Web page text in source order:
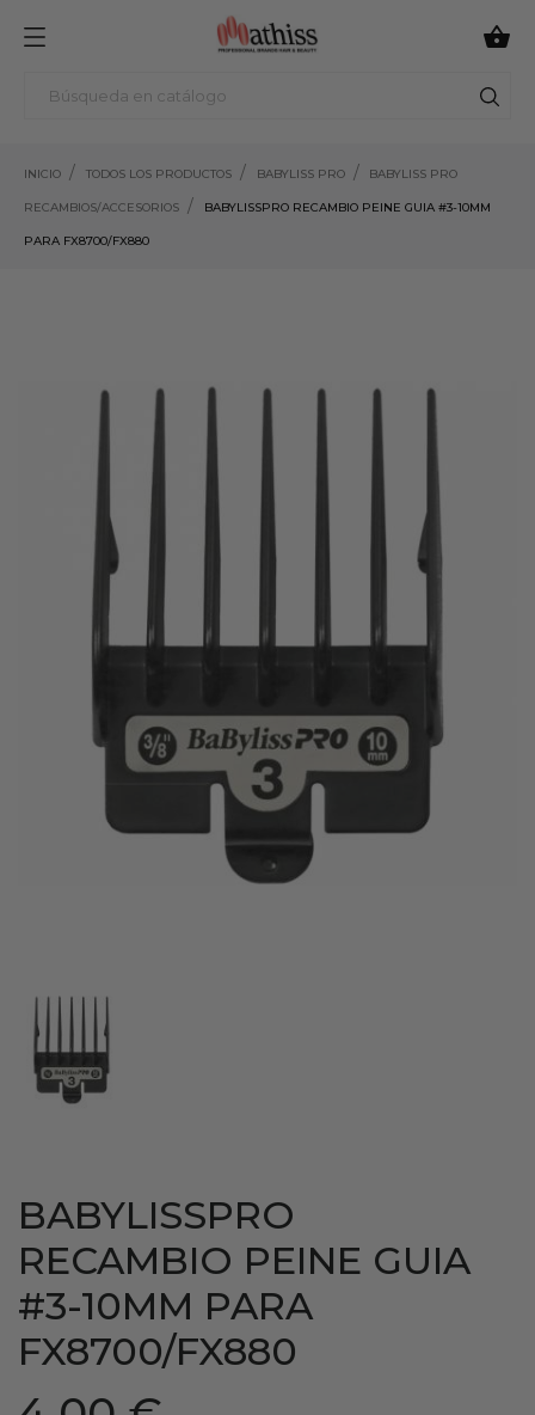

INICIO TODOS LOS PRODUCTOS BABYLISS PRO BABYLISS PRO
RECAMBIOS/ACCESORIOS BABYLISSPRO RECAMBIO PEINE GUIA #3-10MM
PARA FX8700/FX880
BABYLISSPRO
RECAMBIO PEINE GUIA
#3-10MM PARA
FX8700/FX880